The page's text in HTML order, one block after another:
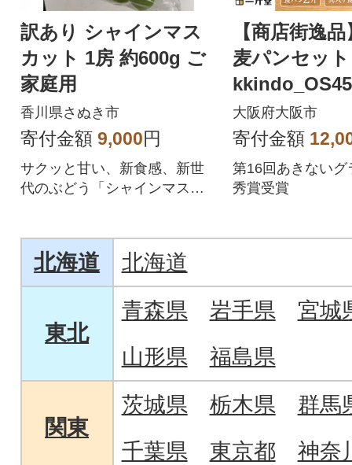
訳あり シャインマス
カット 1房 約600g ご
家庭用
香川県さぬき市
寄付金額 9,000円
サクッと甘い、新食感、新世
代のぶどう「シャインマスカ
【商店街逸
麦パンセッ
大阪府大阪市
寄付金額
第16回あきないグ
秀賞受賞
北海道 北海道
東北
青森県 岩手県
宮城
山形県
福島県
関東
茨城県 栃木県
群馬
千葉県
東京都 神奈